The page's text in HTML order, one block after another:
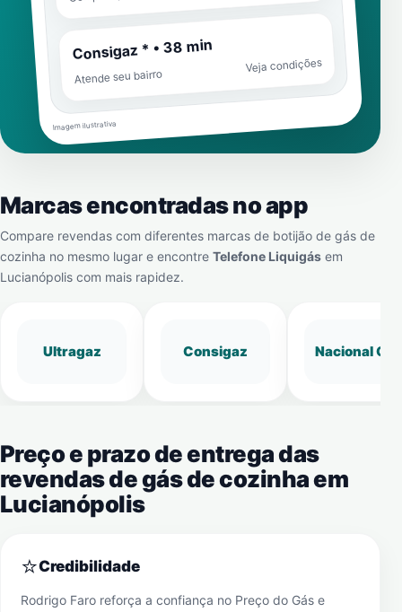
Consigaz * • 38 min
Atende seu bairro
Veja condições
Imagem ilustrativa
Marcas encontradas no app
Compare revendas com diferentes marcas de botijão de gás de
cozinha no mesmo lugar e encontre Telefone Liquigás em
Lucianópolis com mais rapidez.
Ultragaz Consigaz Nacional Gás
Preço e prazo de entrega das
revendas de gás de cozinha em
Lucianópolis
⭐Credibilidade
Rodrigo Faro reforça a confiança no Preço do Gás e